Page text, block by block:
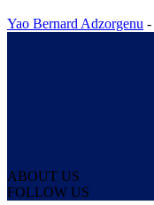
Yao Bernard Adzorgenu -
ABOUT US
FOLLOW US